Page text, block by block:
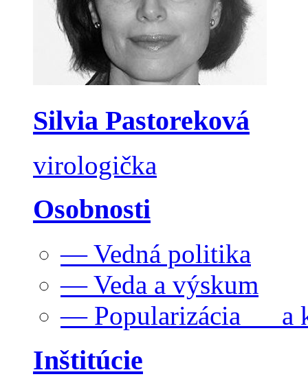
Silvia Pastoreková
virologička
Osobnosti
— Vedná politika
— Veda a výskum
— Popularizácia a
Inštitúcie